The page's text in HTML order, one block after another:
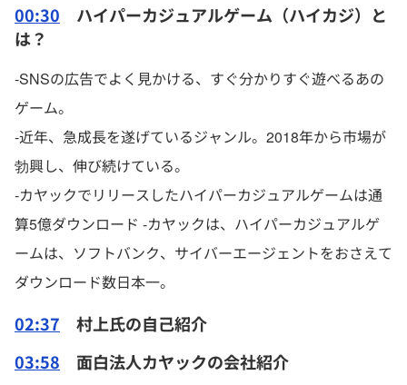
00:30 ハイパーカジュアルゲーム（ハイカジ）と
は？
-SNSの広告でよく見かける、すぐ分かりすぐ遊べるあの
ゲーム。
-近年、急成長を遂げているジャンル。2018年から市場が
勃興し、伸び続けている。
-カヤックでリリースしたハイパーカジュアルゲームは通
算5億ダウンロード -カヤックは、ハイパーカジュアルゲ
ームは、ソフトバンク、サイバーエージェントをおさえて
ダウンロード数日本一。
02:37 村上氏の自己紹介
03:58 面白法人カヤックの会社紹介